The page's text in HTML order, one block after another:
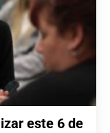
este 6 de